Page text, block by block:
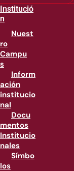
Institució
n
Nuest
ro
Campu
s
Inform
ación
institucio
nal
Docu
mentos
Institucio
nales
Símbo
los